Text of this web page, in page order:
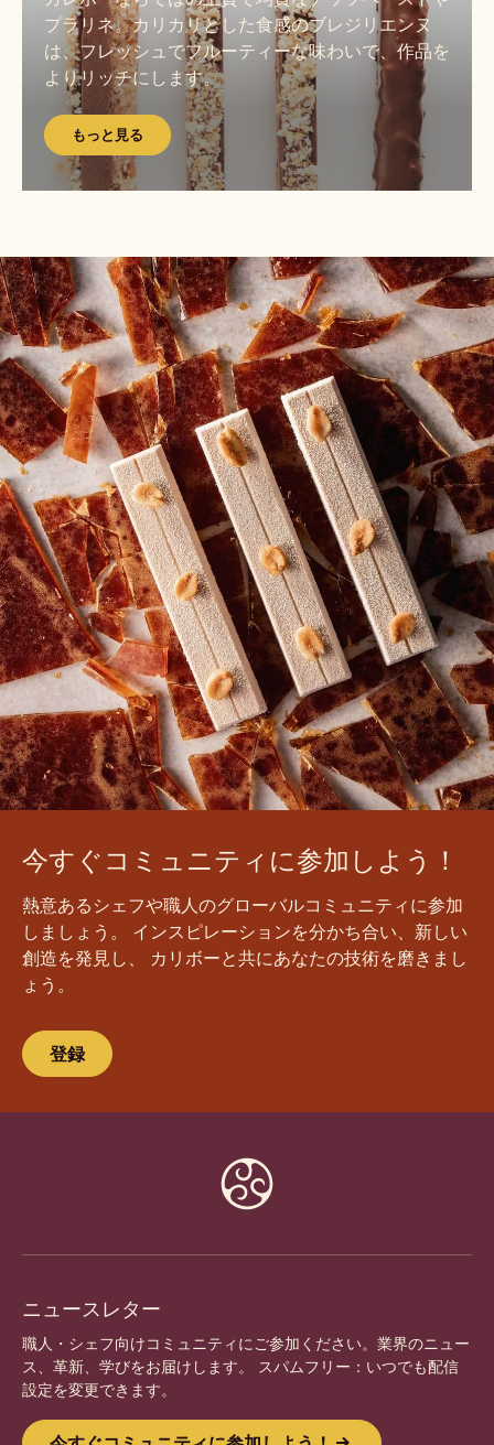
プラリネ。カリカリとした食感のブレジリエンヌ
は、フレッシュでフルーティーな味わいで、作品を
よりリッチにします。
もっと見る
今すぐコミュニティに参加しよう！
熱意あるシェフや職人のグローバルコミュニティに参加
しましょう。 インスピレーションを分かち合い、新しい
創造を発見し、 カリボーと共にあなたの技術を磨きまし
ょう。
登録
ニュースレター
職人・シェフ向けコミュニティにご参加ください。業界のニュー
ス、革新、学びをお届けします。 スパムフリー：いつでも配信
設定を変更できます。